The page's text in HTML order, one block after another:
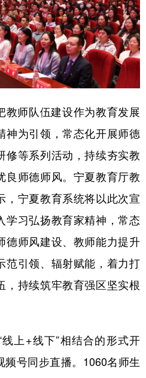
师队伍建设作为教育发展
神为引领，常态化开展师德
修等系列活动，持续夯实教
良师德师风。宁夏教育厅教
，宁夏教育系统将以此次宣
学习弘扬教育家精神，常态
德师风建设、教师能力提升
范引领、辐射赋能，着力打
，持续筑牢教育强区坚实根
上+线下”相结合的形式开
号同步直播。1060名师生